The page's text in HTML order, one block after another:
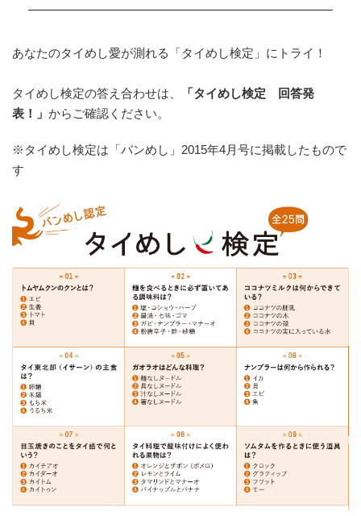
あなたのタイめし愛が測れる「タイめし検定」にトライ！
タイめし検定の答え合わせは、
「タイめし検定 回答発
表！」 からご確認ください。
※タイめし検定は「バンめし」2015年4月号に掲載したもので
す